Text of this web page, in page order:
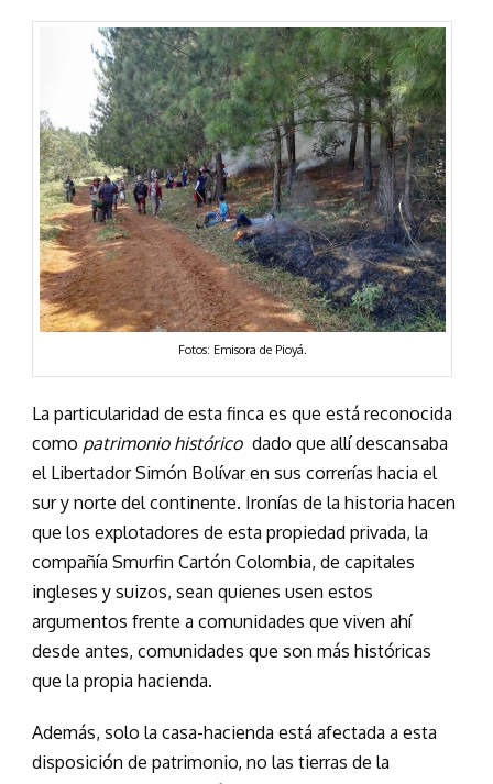
Fotos: Emisora de Pioyá.
La particularidad de esta finca es que está reconocida
como patrimonio histórico dado que allí descansaba
el Libertador Simón Bolívar en sus correrías hacia el
sur y norte del continente. Ironías de la historia hacen
que los explotadores de esta propiedad privada, la
compañía Smurfin Cartón Colombia, de capitales
ingleses y suizos, sean quienes usen estos
argumentos frente a comunidades que viven ahí
desde antes, comunidades que son más históricas
que la propia hacienda.
Además, solo la casa-hacienda está afectada a esta
disposición de patrimonio, no las tierras de la